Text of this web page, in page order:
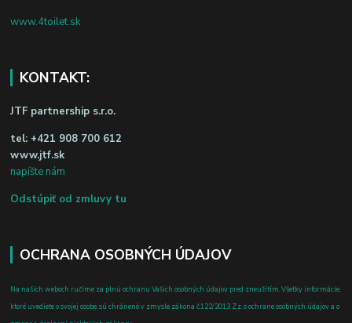
www.4toilet.sk
KONTAKT:
JTF partnership s.r.o.
tel: +421 908 700 612
www.jtf.sk
napíšte nám
Odstúpiť od zmluvy tu
OCHRANA OSOBNÝCH ÚDAJOV
Na našich weboch ručíme za plnú ochranu Vašich osobných údajov pred zneužitím. Všetky informácie,
ktoré uvediete o svojej osobe, sú chránené v zmysle zákona č.122/2013 Z.z. o ochrane osobných údajov a o